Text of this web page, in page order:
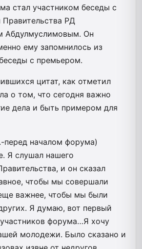
стал участником беседы с
РД
Абдулмуслимовым. Он
ему запомнилось из
с премьером.
цитат, как отметил
о том, что сегодня важно
дела и быть примером для
началом форума)
Я слушал нашего
и он сказал
чтобы мы совершали
важнее, чтобы мы были
Я думаю, вот первый
форума…Я хочу
молодежи. Было сказано и